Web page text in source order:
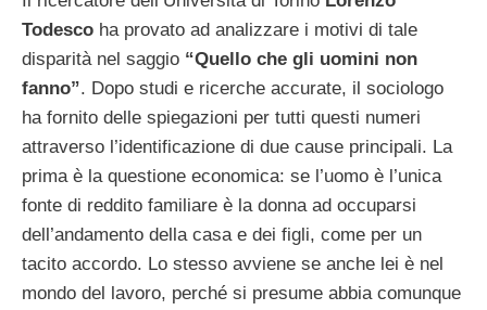
Todesco ha provato ad analizzare i motivi di tale
disparità nel saggio “Quello che gli uomini non
fanno”. Dopo studi e ricerche accurate, il sociologo
ha fornito delle spiegazioni per tutti questi numeri
attraverso l’identificazione di due cause principali. La
prima è la questione economica: se l’uomo è l’unica
fonte di reddito familiare è la donna ad occuparsi
dell’andamento della casa e dei figli, come per un
tacito accordo. Lo stesso avviene se anche lei è nel
mondo del lavoro, perché si presume abbia comunque